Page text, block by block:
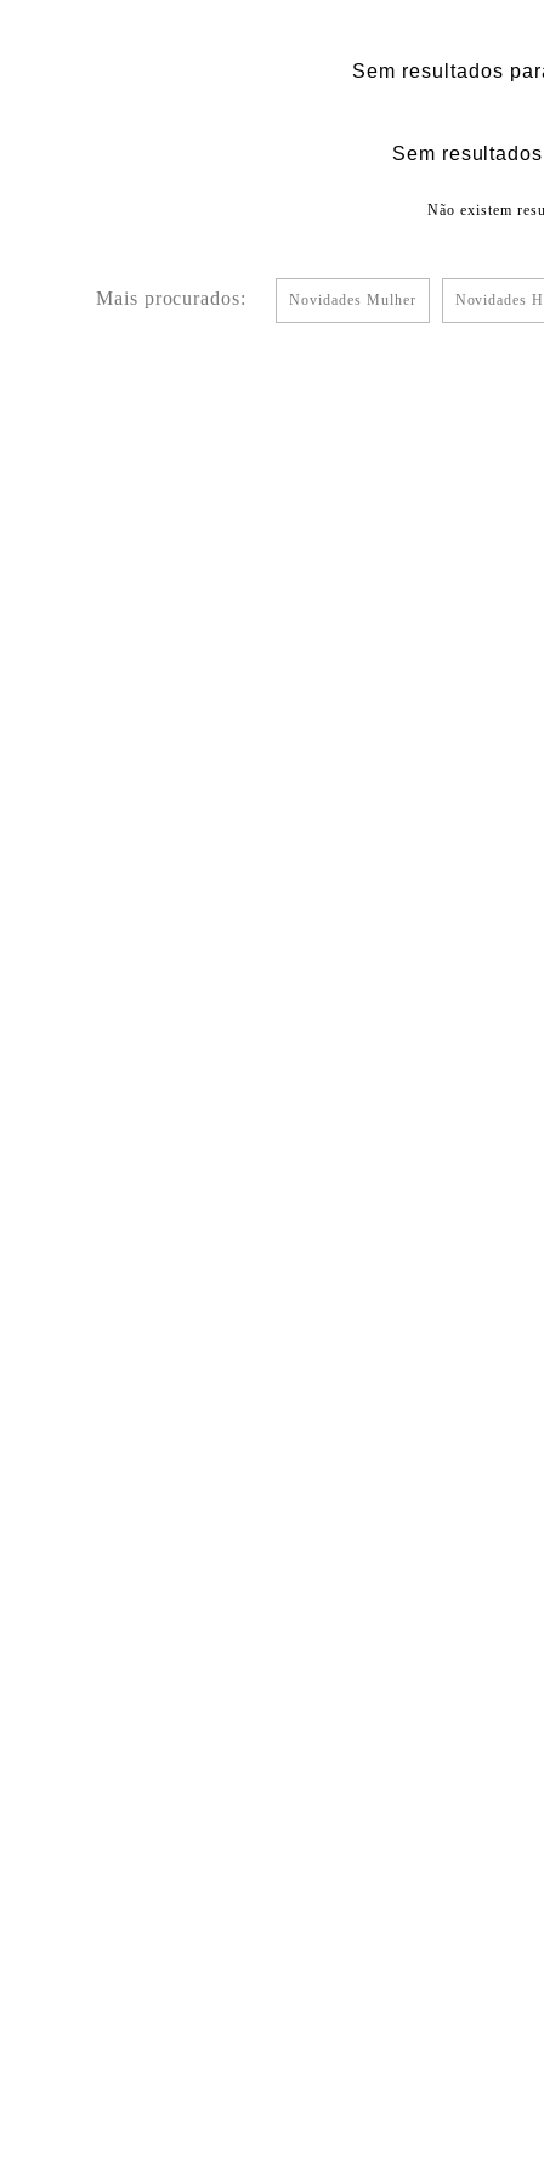
Sem resultados
Sem
Não existem
Mais procurados: Novidades Mulher Novidades